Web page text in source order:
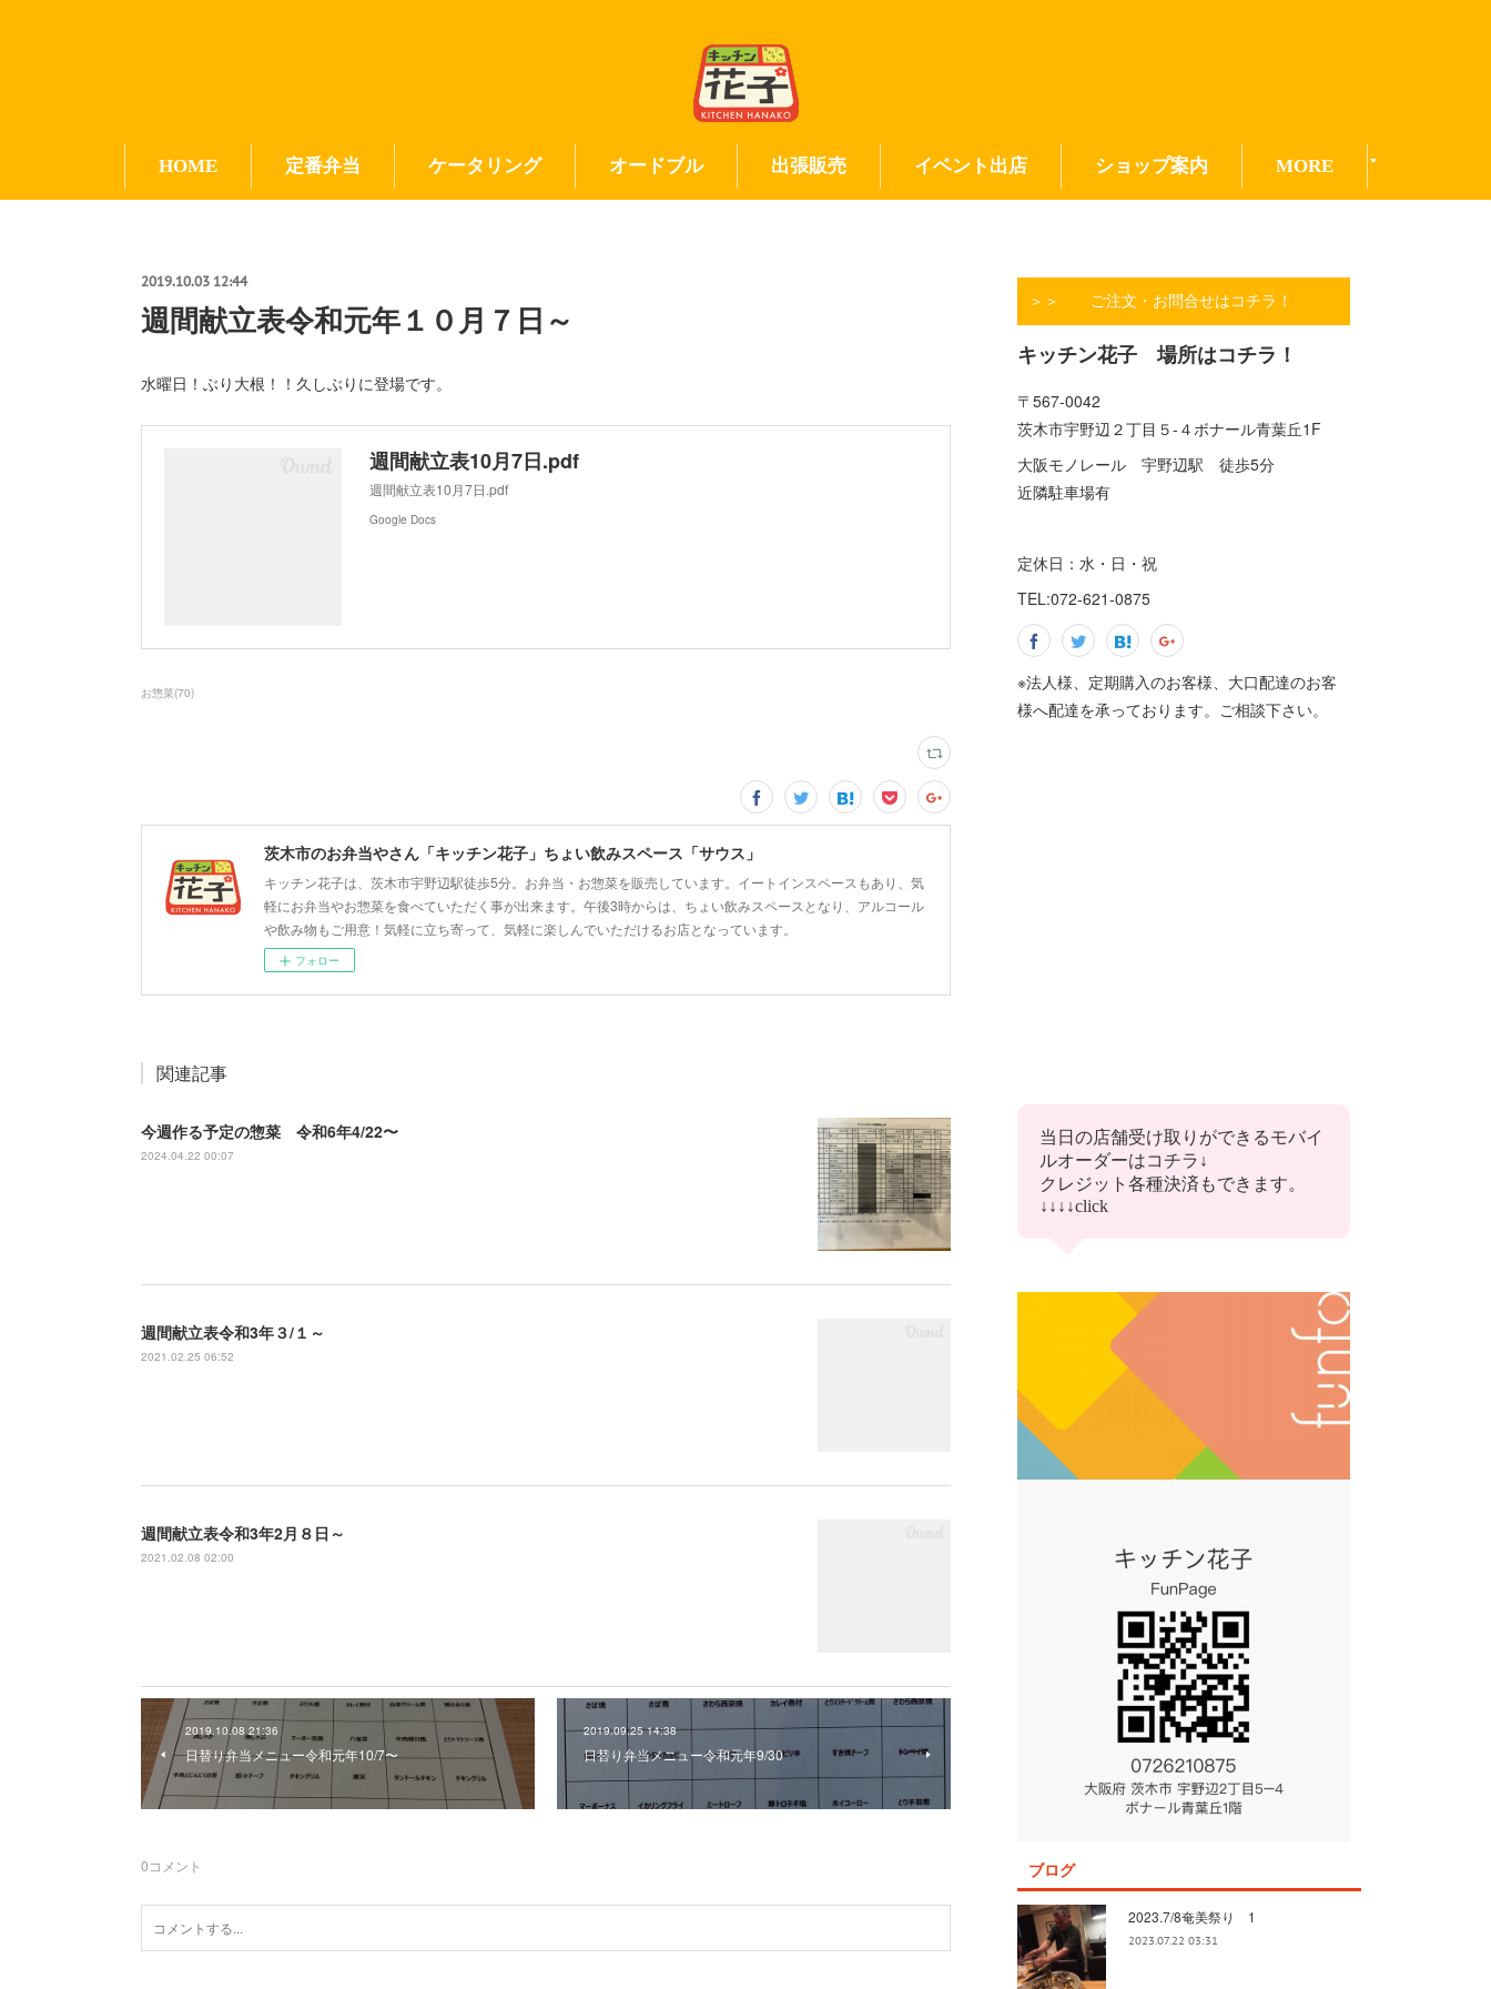
HOME 定番弁当 ケータリング オードブル 出張販売 イベント出店 ショップ案内 MORE
2019.10.03 12:44
週間献立表令和元年１０月７日～
水曜日！ぶり大根！！久しぶりに登場です。
週間献立表10月7日.pdf
週間献立表10月7日.pdf
Google Docs
お惣菜(70)
茨木市のお弁当やさん「キッチン花子」ちょい飲みスペース「サウス」
キッチン花子は、茨木市宇野辺駅徒歩5分。お弁当・お惣菜を販売しています。イートインスペースもあり、気
軽にお弁当やお惣菜を食べていただく事が出来ます。午後3時からは、ちょい飲みスペースとなり、アルコール
や飲み物もご用意！気軽に立ち寄って、気軽に楽しんでいただけるお店となっています。
フォロー
関連記事
今週作る予定の惣菜 令和6年4/22〜
2024.04.22 00:07
週間献立表令和3年３/１～
2021.02.25 06:52
週間献立表令和3年2月８日～
2021.02.08 02:00
2019.10.08 21:36
日替り弁当メニュー令和元年10/7〜
2019.09.25 14:38
日替り弁当メニュー令和元年9/30
0コメント
＞＞ ご注文・お問合せはコチラ！
キッチン花子 場所はコチラ！
〒567-0042
茨木市宇野辺２丁目５-４ボナール青葉丘1F
大阪モノレール 宇野辺駅 徒歩5分
近隣駐車場有
定休日：水・日・祝
TEL:072-621-0875
※法人様、定期購入のお客様、大口配達のお客
様へ配達を承っております。ご相談下さい。
ブログ
2023.7/8奄美祭り 1
2023.07.22 03:31